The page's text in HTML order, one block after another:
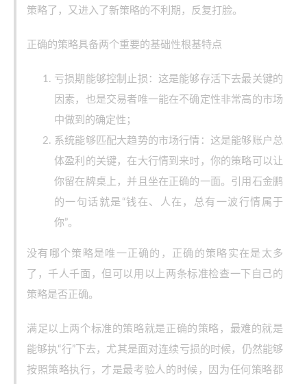
策略了，又进入了新策略的不利期，反复打脸。
正确的策略具备两个重要的基础性根基特点
亏损期能够控制止损：这是能够存活下去最关键的
因素，也是交易者唯一能在不确定性非常高的市场
中做到的确定性；
系统能够匹配大趋势的市场行情：这是能够账户总
体盈利的关键，在大行情到来时，你的策略可以让
你留在牌桌上，并且坐在正确的一面。引用石金鹏
的一句话就是“钱在、人在，总有一波行情属于
你”。
没有哪个策略是唯一正确的，正确的策略实在是太多
了，千人千面，但可以用以上两条标准检查一下自己的
策略是否正确。
满足以上两个标准的策略就是正确的策略，最难的就是
能够执“行”下去，尤其是面对连续亏损的时候，仍然能够
按照策略执行，才是最考验人的时候，因为任何策略都